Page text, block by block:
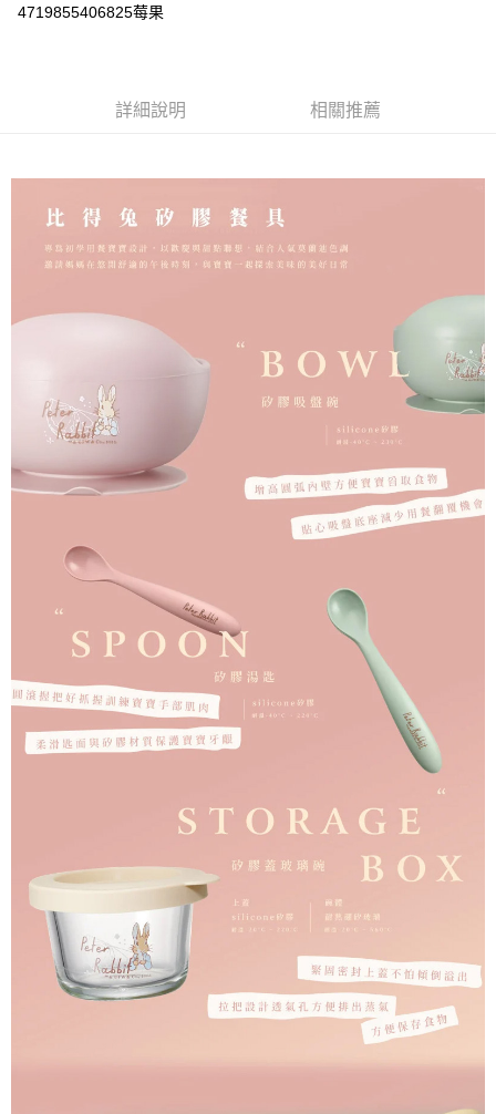
相關說明
１．簡單：不需註冊會員、不需綁卡、不需儲值。
２．便利：只要手機號碼，簡訊認證，即可結帳。
【「AFTEE先享後付」結帳流程】
結帳頁面，進行簡訊認證並確認金額後，即可完成結帳。
３．收到繳費通知簡訊後14天內，點擊此簡訊中的連結，可透過四大超商／
※ 請注意：結帳手續完成當下不需立刻繳費，但若您需要取消訂單，請聯絡
購買商品的店家。未經商家同意取消之訂單仍視為有效，需透過AFTEE先享
※ 交易是否成功請以「AFTEE先享後付 」之結帳頁面顯示為準，若有關於
是否繳費成功／繳費後需取消欲退款等相關疑問，請聯繫「AFTEE先享後付
客戶支援中心」
https://netprotections.freshdesk.com/support/home
【注意事項】
１．透過由恩沛科技股份有限公司提供之「AFTEE先享後付」服務完成之交
易，需依本服務之必要範圍內提供個人資料，並將交易相關給付款項請求債
權轉讓予恩沛科技股份有限公司。
２．關於個人資料處理事宜，請瀏覽以下網址：
３．未成年的使用者請事先徵得法定代理人或監護人之同意方可使用
「AFTEE先享後付」，若未經同意申辦者引起之損失，本公司不負相關責
４．使用「AFTEE先享後付」時，將依據個別帳號之用戶狀況，依本公司即
時審查核予不同之上限額度；若仍有額度不足之情形，本公司將視審查結果
請求用戶進行身份認證。
５．嚴禁一人註冊多個帳號或使用他人資訊註冊。若發現惡意使用之情形，
恩沛科技股份有限公司將有權停止該用戶之使用額度並採取法律行動。
每筆NT$60，滿NT$590(含以上)免運費
付款後全家取貨
每筆NT$60，滿NT$590(含以上)免運費
每筆NT$60，滿NT$590(含以上)免運費
每筆NT$60，滿NT$590(含以上)免運費
宅配
每筆NT$100，滿NT$590(含以上)免運費
離島宅配
每筆NT$150，滿NT$890(含以上)免運費
4719855406825莓果
詳細說明 相關推薦